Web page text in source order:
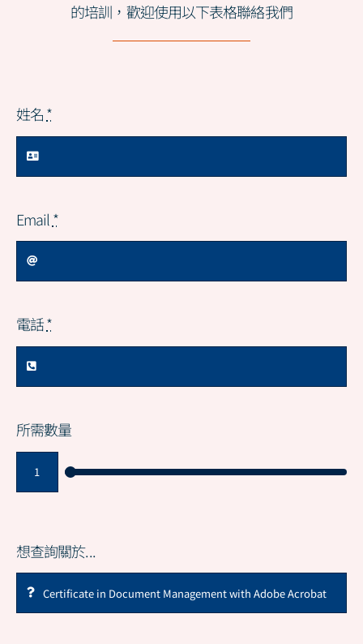
的培訓，歡迎使用以下表格聯絡我們
姓名*
Email *
電話*
所需數量
想查詢關於...